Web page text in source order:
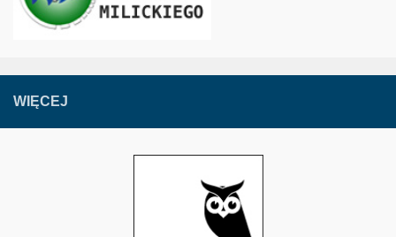
WIĘCEJ